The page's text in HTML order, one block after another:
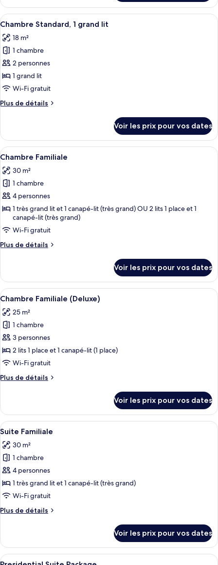
très
grand
lit
le
type
de
Chambre
Standard,
très
grand
lit
Afficher
toutes
les
photos
pour
ce
type
chambre :
grand
lit
Une chambre d’hôtel avec un
8
Chambre Standard, 1 grand lit
18 m²
1 chambre
2 personnes
1 grand lit
Wi-Fi gratuit
Plus de détails
Plus
le
type
de
Chambre
Standard,
grand
lit
Voir les prix pour vos dates
Afficher
toutes
les
photos
pour
ce
type
de
chambre :
Une chambre d’hôtel moderne
7
Chambre Familiale
30 m²
1 chambre
4 personnes
1 très grand lit et 1 canapé-lit (très grand) OU 2 lits 1 place et 1
canapé-lit (très grand)
Wi-Fi gratuit
Plus de détails
Plus
le
type
de
Chambre
Familiale
Voir les prix pour vos dates
Afficher
toutes
les
photos
pour
ce
type
chambre :
(Deluxe)
Une chambre d’hôtel avec un
11
Chambre Familiale (Deluxe)
25 m²
1 chambre
3 personnes
2 lits 1 place et 1 canapé-lit (1 place)
Wi-Fi gratuit
Plus de détails
Plus
le
type
de
Chambre
Familiale
(Deluxe)
Voir les prix pour vos dates
Afficher
toutes
les
photos
pour
ce
type
chambre :
Une chambre d’hôtel moderne
9
Suite Familiale
30 m²
1 chambre
4 personnes
1 très grand lit et 1 canapé-lit (très grand)
Wi-Fi gratuit
Plus de détails
Plus
le
type
de
Voir les prix pour vos dates
Afficher
Une chambre d’hôtel moderne avec
15